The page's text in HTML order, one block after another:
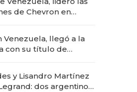
de Chevron en
Venezuela, llegó a la
con su título de
"fast premium"
y Lisandro Martínez
dos argentinos